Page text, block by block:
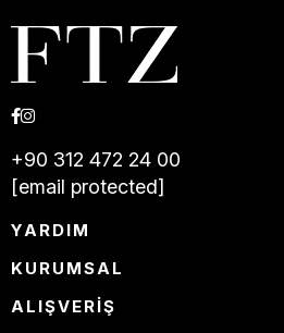
+90 312 472 24 00
[email protected]
YARDIM
KURUMSAL
ALIŞVERİŞ